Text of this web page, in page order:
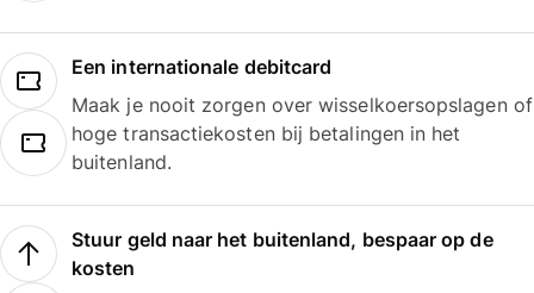
Een internationale debitcard
Maak je nooit zorgen over wisselkoersopslagen of
hoge transactiekosten bij betalingen in het
buitenland.
Stuur geld naar het buitenland, bespaar op de
kosten